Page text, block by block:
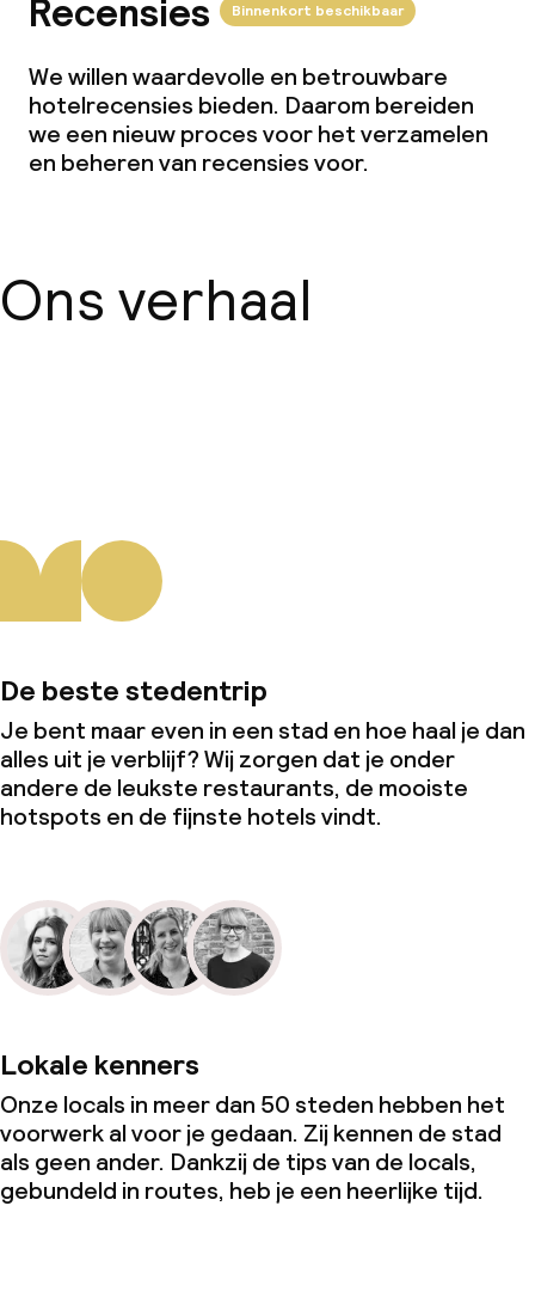
Recensies Binnenkort beschikbaar
We willen waardevolle en betrouwbare
hotelrecensies bieden. Daarom bereiden
we een nieuw proces voor het verzamelen
en beheren van recensies voor.
Ons verhaal
De beste stedentrip
Je bent maar even in een stad en hoe haal je dan
alles uit je verblijf? Wij zorgen dat je onder
andere de leukste restaurants, de mooiste
hotspots en de fijnste hotels vindt.
Lokale kenners
Onze locals in meer dan 50 steden hebben het
voorwerk al voor je gedaan. Zij kennen de stad
als geen ander. Dankzij de tips van de locals,
gebundeld in routes, heb je een heerlijke tijd.